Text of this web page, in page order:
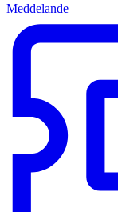
Meddelande